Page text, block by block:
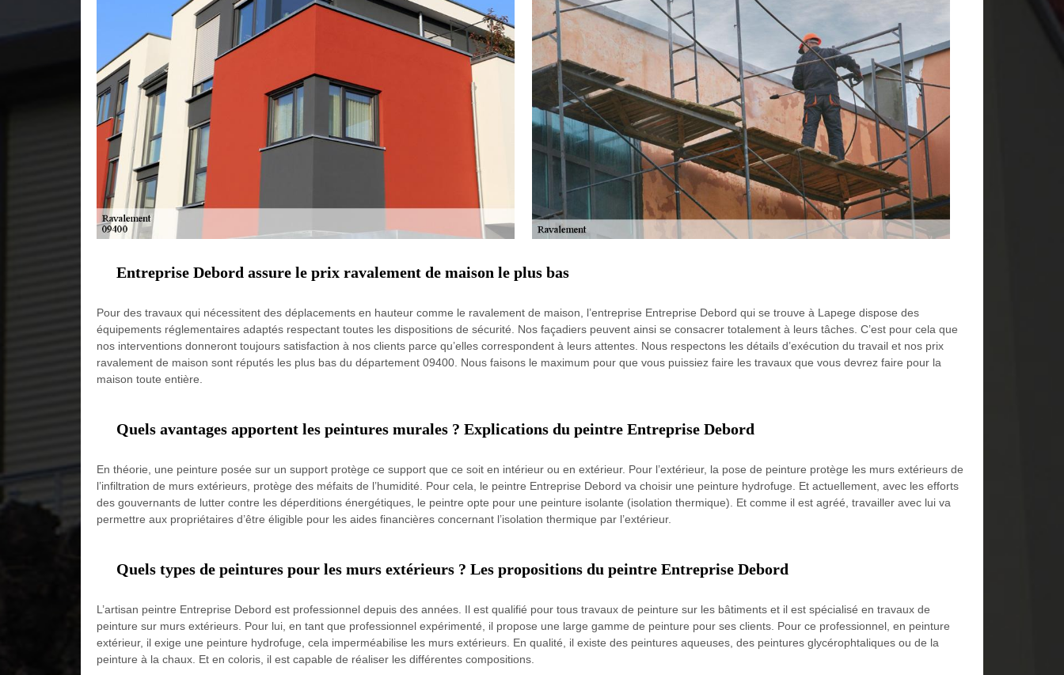
Entreprise Debord assure le prix ravalement de maison le plus bas
Pour des travaux qui nécessitent des déplacements en hauteur comme le ravalement de maison, l’entreprise Entreprise Debord qui se trouve à Lapege dispose des
équipements réglementaires adaptés respectant toutes les dispositions de sécurité. Nos façadiers peuvent ainsi se consacrer totalement à leurs tâches. C’est pour cela que
nos interventions donneront toujours satisfaction à nos clients parce qu’elles correspondent à leurs attentes. Nous respectons les détails d’exécution du travail et nos prix
ravalement de maison sont réputés les plus bas du département 09400. Nous faisons le maximum pour que vous puissiez faire les travaux que vous devrez faire pour la
maison toute entière.
Quels avantages apportent les peintures murales ? Explications du peintre Entreprise Debord
En théorie, une peinture posée sur un support protège ce support que ce soit en intérieur ou en extérieur. Pour l’extérieur, la pose de peinture protège les murs extérieurs de
l’infiltration de murs extérieurs, protège des méfaits de l’humidité. Pour cela, le peintre Entreprise Debord va choisir une peinture hydrofuge. Et actuellement, avec les efforts
des gouvernants de lutter contre les déperditions énergétiques, le peintre opte pour une peinture isolante (isolation thermique). Et comme il est agréé, travailler avec lui va
permettre aux propriétaires d’être éligible pour les aides financières concernant l’isolation thermique par l’extérieur.
Quels types de peintures pour les murs extérieurs ? Les propositions du peintre Entreprise Debord
L’artisan peintre Entreprise Debord est professionnel depuis des années. Il est qualifié pour tous travaux de peinture sur les bâtiments et il est spécialisé en travaux de
peinture sur murs extérieurs. Pour lui, en tant que professionnel expérimenté, il propose une large gamme de peinture pour ses clients. Pour ce professionnel, en peinture
extérieur, il exige une peinture hydrofuge, cela imperméabilise les murs extérieurs. En qualité, il existe des peintures aqueuses, des peintures glycérophtaliques ou de la
peinture à la chaux. Et en coloris, il est capable de réaliser les différentes compositions.